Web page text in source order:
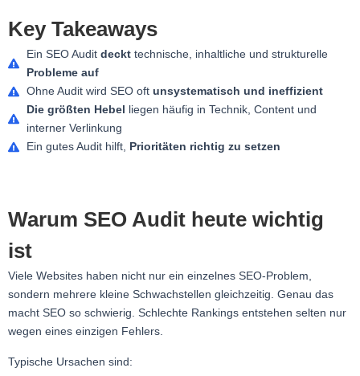
Key Takeaways
Ein SEO Audit deckt technische, inhaltliche und strukturelle
Probleme auf
Ohne Audit wird SEO oft unsystematisch und ineffizient
Die größten Hebel liegen häufig in Technik, Content und
interner Verlinkung
Ein gutes Audit hilft, Prioritäten richtig zu setzen
Warum SEO Audit heute wichtig
ist
Viele Websites haben nicht nur ein einzelnes SEO-Problem,
sondern mehrere kleine Schwachstellen gleichzeitig. Genau das
macht SEO so schwierig. Schlechte Rankings entstehen selten nur
wegen eines einzigen Fehlers.
Typische Ursachen sind: